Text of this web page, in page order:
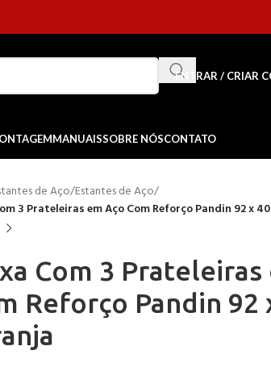
ENTRAR / CRIAR
MANUAISSOBRE NÓSCONTATO
de Aço/Estantes de Aço/
3 Prateleiras em Aço Com Reforço Pandin 92 x
Com 3 Prateleiras
Reforço Pandin 92